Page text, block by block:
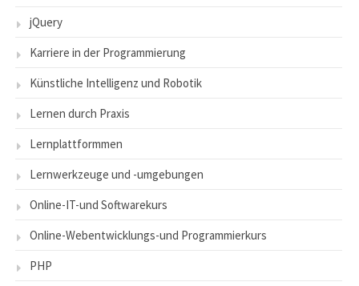
jQuery
Karriere in der Programmierung
Künstliche Intelligenz und Robotik
Lernen durch Praxis
Lernplattformmen
Lernwerkzeuge und -umgebungen
Online-IT-und Softwarekurs
Online-Webentwicklungs-und Programmierkurs
PHP